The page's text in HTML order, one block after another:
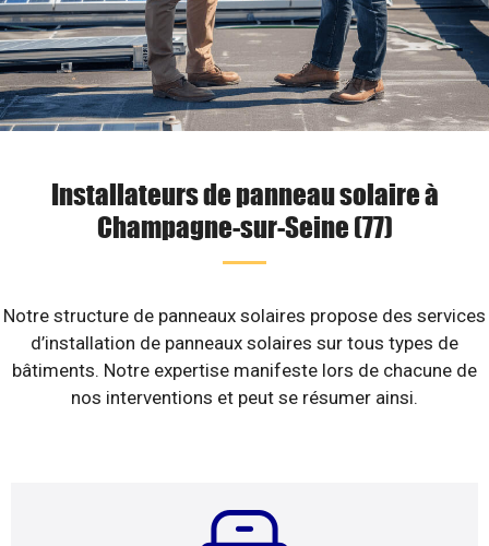
Installateurs de panneau solaire à
Champagne-sur-Seine (77)
Notre structure de panneaux solaires propose des services
d’installation de panneaux solaires sur tous types de
bâtiments. Notre expertise manifeste lors de chacune de
nos interventions et peut se résumer ainsi.